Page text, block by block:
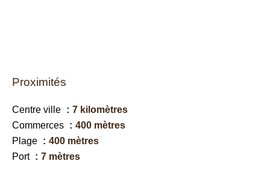
Proximités
Centre ville
7 kilomètres
Commerces
400 mètres
Plage
400 mètres
Port
7 mètres